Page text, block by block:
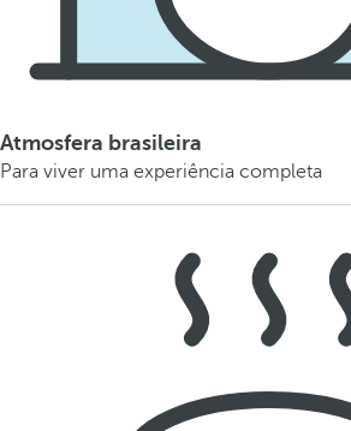
Atmosfera brasileira
Para viver uma experiência completa